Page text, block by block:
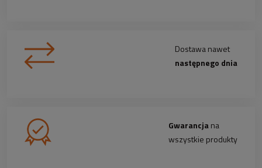
Dostawa nawet
następnego dnia
Gwarancjana
wszystkie produkty